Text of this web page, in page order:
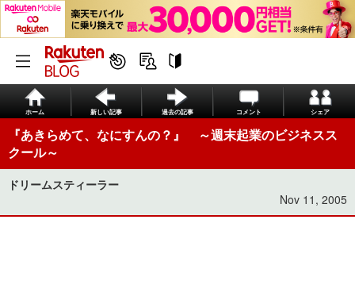
ホーム 新しい記事 過去の記事 コメント シェア
『あきらめて、なにすんの？』 ～週末起業のビジネスス
クール～
ドリームスティーラー
Nov 11, 2005